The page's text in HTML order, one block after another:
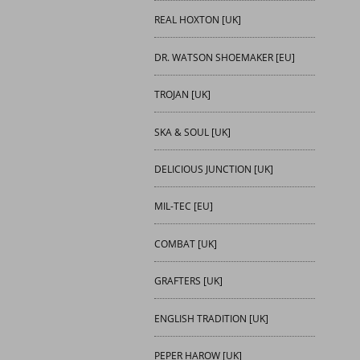
REAL HOXTON [UK]
DR. WATSON SHOEMAKER [EU]
TROJAN [UK]
SKA & SOUL [UK]
DELICIOUS JUNCTION [UK]
MIL-TEC [EU]
COMBAT [UK]
GRAFTERS [UK]
ENGLISH TRADITION [UK]
PEPER HAROW [UK]